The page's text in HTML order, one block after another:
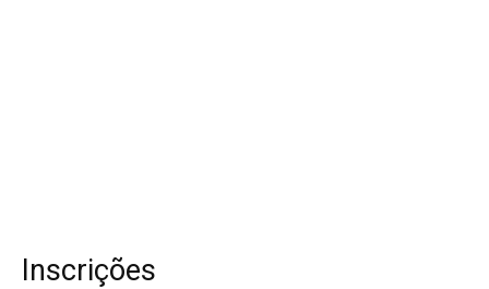
Inscrições